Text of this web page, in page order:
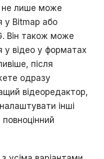
не лише може
у Bitmap або
Він також може
у відео у форматах
після
одразу
відеоредактор,
інші